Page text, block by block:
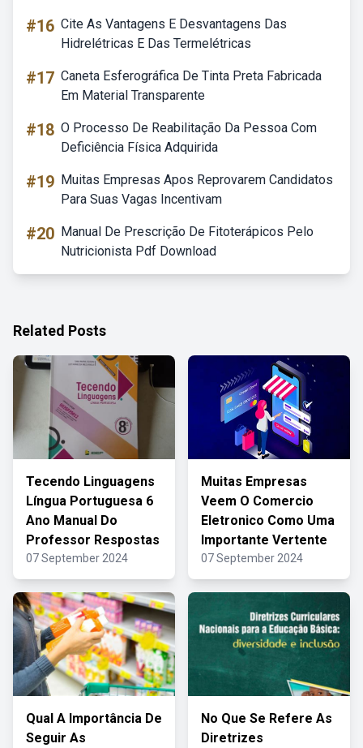
#16 Cite As Vantagens E Desvantagens Das
Hidrelétricas E Das Termelétricas
#17 Caneta Esferográfica De Tinta Preta Fabricada
Em Material Transparente
#18 O Processo De Reabilitação Da Pessoa Com
Deficiência Física Adquirida
#19 Muitas Empresas Apos Reprovarem Candidatos
Para Suas Vagas Incentivam
#20 Manual De Prescrição De Fitoterápicos Pelo
Nutricionista Pdf Download
Related Posts
Tecendo Linguagens
Língua Portuguesa 6
Ano Manual Do
Professor Respostas
07 September 2024
Muitas Empresas
Veem O Comercio
Eletronico Como Uma
Importante Vertente
07 September 2024
Qual A Importância De
Seguir As
No Que Se Refere As
Diretrizes